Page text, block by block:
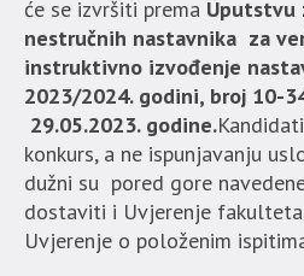
će se izvršiti prema Uputstvu
nestručnih nastavnika za
instruktivno izvođenje
2023/2024. godini, broj 10-
29.05.2023. godine.
konkurs, a ne ispunjavanju
dužni su pored gore
dostaviti i Uvjerenje
Uvjerenje o položenim